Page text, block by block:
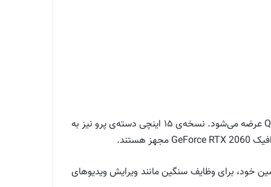
خانواده‌ی استودیوبوک چند عضو دیگر ۱۷ و ۱۵ اینچی هم دارد. StudioBook Pro 17 با کارت گرافیک Quadro RTX 3000 Max-Q عرضه می‌شود. نسخه‌ی ۱۵ اینچی دسته‌ی پرو نیز به
خود، برای وظایف سنگین مانند ویرایش ویدیوهای